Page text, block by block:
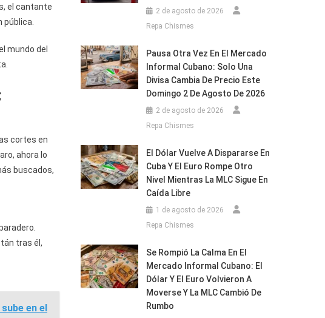
el cantante
pública.
mundo del
cortes en
ahora lo
buscados,
tras él,
en el
2 de agosto de 2026
Repa Chismes
Pausa Otra Vez En El Mercado
Informal Cubano: Solo Una
Divisa Cambia De Precio Este
Domingo 2 De Agosto De 2026
2 de agosto de 2026
Repa Chismes
El Dólar Vuelve A Dispararse En
Cuba Y El Euro Rompe Otro
Nivel Mientras La MLC Sigue En
Caída Libre
1 de agosto de 2026
Repa Chismes
Se Rompió La Calma En El
Mercado Informal Cubano: El
Dólar Y El Euro Volvieron A
Moverse Y La MLC Cambió De
Rumbo